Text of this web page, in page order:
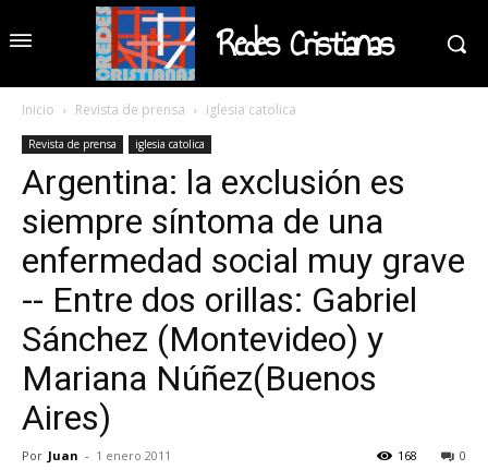
Redes Cristianas
Inicio Revista de prensa iglesia catolica
Revista de prensa iglesia catolica
Argentina: la exclusión es
siempre síntoma de una
enfermedad social muy grave
-- Entre dos orillas: Gabriel
Sánchez (Montevideo) y
Mariana Núñez(Buenos
Aires)
Por Juan - 1 enero 2011 0
168